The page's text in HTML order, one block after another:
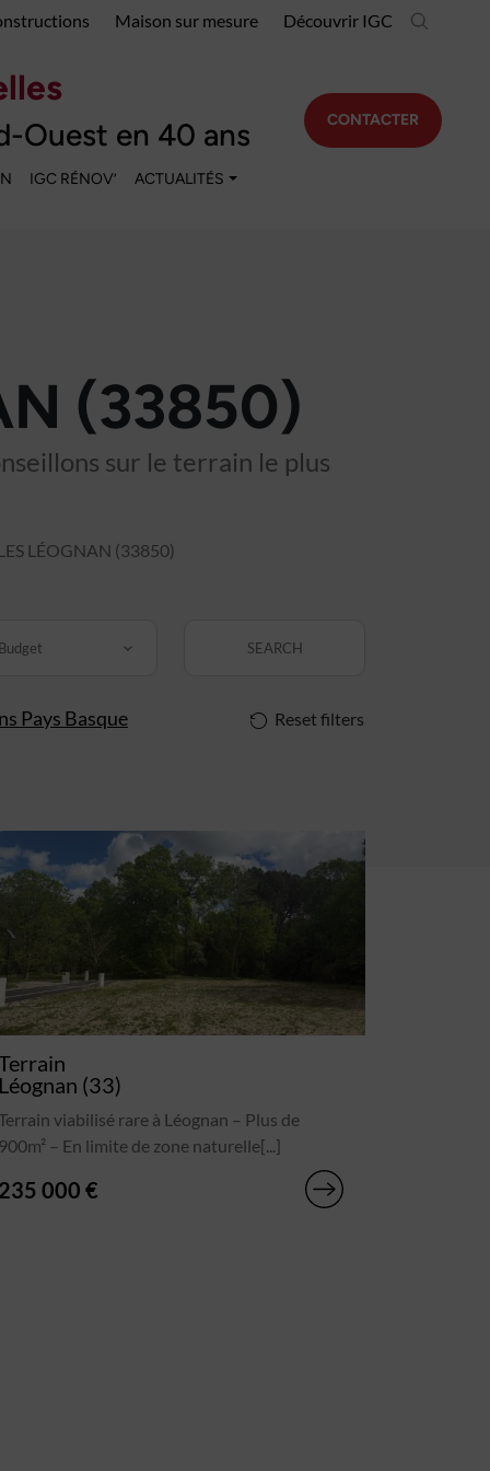
Maison sur mesure Découvrir IGC
Ouest en 40 ans
IGC RÉNOV’ ACTUALITÉS
CONTACTER
(33850)
sur le terrain le plus
LÉOGNAN (33850)
SEARCH
Pays Basque Reset filters
(33)
viabilisé rare à Léognan – Plus de
– En limite de zone naturelle[...]
000 €